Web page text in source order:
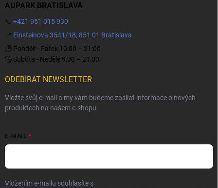
AUPARK BRATISLAVA
📞 +421 951 015 930
📍 Einsteinova 3541/18, 851 01 Bratislava
🕒 Pondělí - Pátek 10:00 – 21:00
🕒 Sobota - Neděle 9:00 – 21:00
ODEBÍRAT NEWSLETTER
Vložte svůj e-mail a my vám budeme zasílat informace o nových
produktech na našem e-shopu.
E-MAIL
Vložením e-mailu souhlasíte s